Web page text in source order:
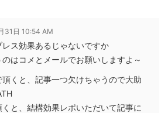
31日 10:54 AM
レス効果あるじゃないですか
のはコメとメールでお願いしますよ～
頂くと、記事一つ欠けちゃうので大助
くと、結構効果レポいただいて記事に